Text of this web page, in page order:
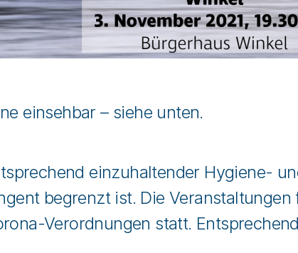
einsehbar – siehe unten.
einzuhaltender Hygiene-
begrenzt ist. Die
Verordnungen statt.